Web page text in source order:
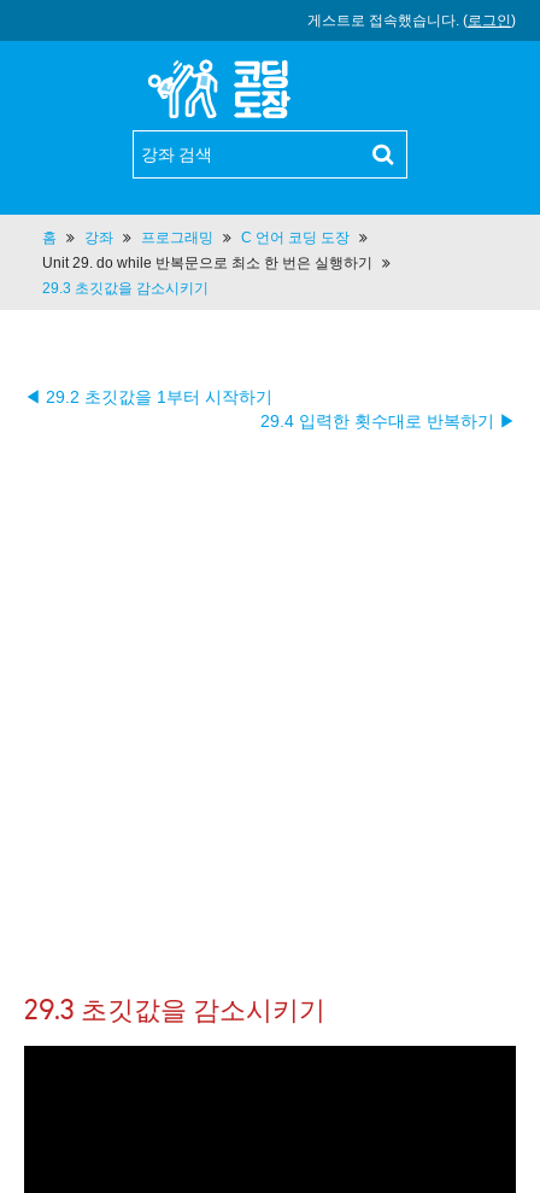
게스트로 접속했습니다. (로그인)
홈 강좌 프로그래밍
C 언어 코딩 도장
Unit 29. do while 반복문으로 최소 한 번은 실행하기
29.3 초깃값을 감소시키기
◀ 29.2 초깃값을 1부터 시작하기
29.4 입력한 횟수대로 반복하기 ▶︎
29.3 초깃값을 감소시키기